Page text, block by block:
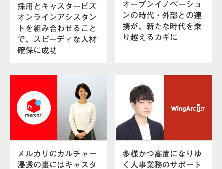
採用とキャスタービズ
オンラインアシスタン
トを組み合わせること
で、スピーディな人材
確保に成功
オープンイノベーショ
ンの時代・外部との連
携が、新たな時代を乗
り越えるカギに
メルカリのカルチャー
浸透の裏にはキャスタ
多様かつ高度になりゆ
く人事業務のサポート